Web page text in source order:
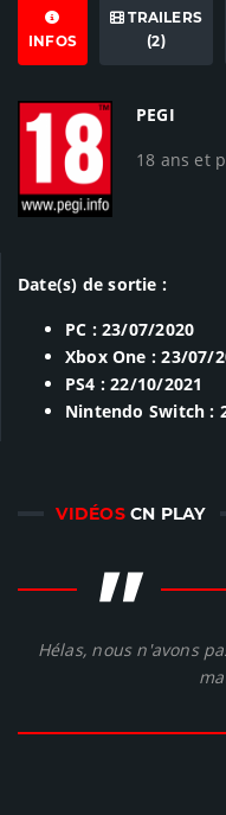
INFOS
TRAILERS
(2)
PEGI
18 ans et
Date(s) de sortie :
PC : 23/07/2020
Xbox One : 23/07/
PS4 : 22/10/2021
Nintendo Switch :
VIDÉOSCN PLAY
"
Hélas, nous n'avons